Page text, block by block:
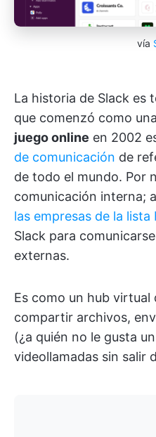
vía
La historia de Slack es
que comenzó como una
juego online en 2002
de comunicación de
de todo el mundo. Por
comunicación interna;
las empresas de la lista
Slack para
externas.
Es como un hub virtual
compartir archivos,
(¿a quién no le gusta
videollamadas sin salir